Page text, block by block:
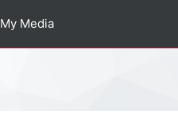
My Media